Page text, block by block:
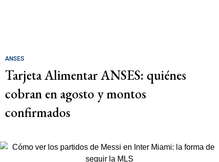
ANSES
Tarjeta Alimentar ANSES: quiénes
cobran en agosto y montos
confirmados